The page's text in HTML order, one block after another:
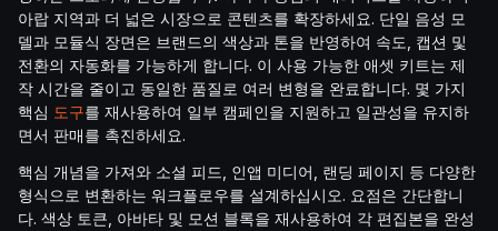
아랍 지역과 더 넓은 시장으로 콘텐츠를 확장하세요. 단일 음성 모
델과 모듈식 장면은 브랜드의 색상과 톤을 반영하여 속도, 캡션 및
전환의 자동화를 가능하게 합니다. 이 사용 가능한 애셋 키트는 제
작 시간을 줄이고 동일한 품질로 여러 변형을 완료합니다. 몇 가지
핵심 도구를 재사용하여 일부 캠페인을 지원하고 일관성을 유지하
면서 판매를 촉진하세요.
핵심 개념을 가져와 소셜 피드, 인앱 미디어, 랜딩 페이지 등 다양한
형식으로 변환하는 워크플로우를 설계하십시오. 요점은 간단합니
다. 색상 토큰, 아바타 및 모션 블록을 재사용하여 각 편집본을 완성